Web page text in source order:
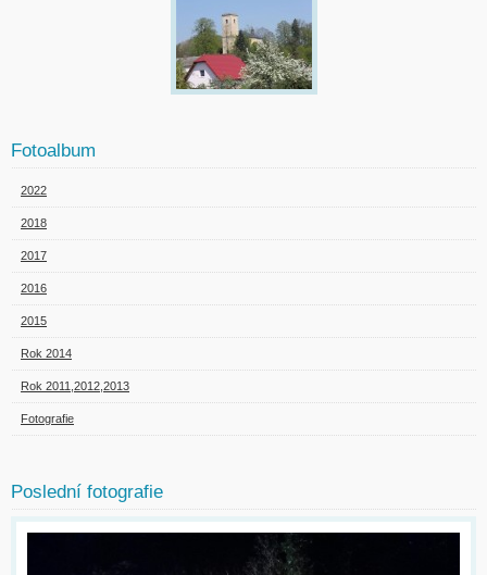
Fotoalbum
2022
2018
2017
2016
2015
Rok 2014
Rok 2011,2012,2013
Fotografie
Poslední fotografie